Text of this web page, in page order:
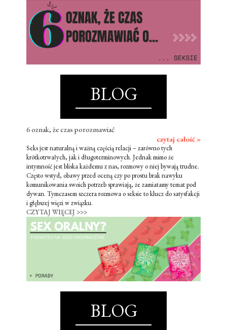
BLOG
6 oznak, że czas porozmawiać
czytaj całość »
Seks jest naturalną i ważną częścią relacji – zarówno tych
krótkotrwałych, jak i długoterminowych. Jednak mimo że
intymność jest bliska każdemu z nas, rozmowy o niej bywają trudne.
Często wstyd, obawy przed oceną czy po prostu brak nawyku
komunikowania swoich potrzeb sprawiają, że zamiatamy temat pod
dywan. Tymczasem szczera rozmowa o seksie to klucz do satysfakcji
i głębszej więzi w związku.
CZYTAJ WIĘCEJ >>>
BLOG